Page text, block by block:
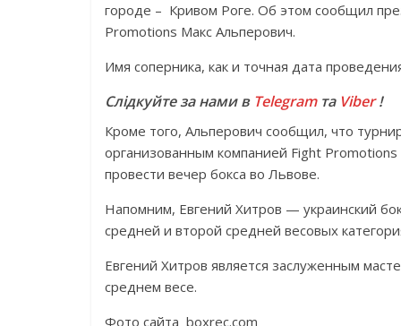
городе – Кривом Роге. Об этом сообщил
Promotions Макс Альперович.
Имя соперника, как и точная дата
Слідкуйте за нами в Telegramта Viber!
Кроме того, Альперович сообщил, что
организованным компанией Fight
провести вечер бокса во Львове.
Напомним, Евгений Хитров — украинский
средней и второй средней весовых
Евгений Хитров является заслуженным
среднем весе.
Фото сайта boxrec.com